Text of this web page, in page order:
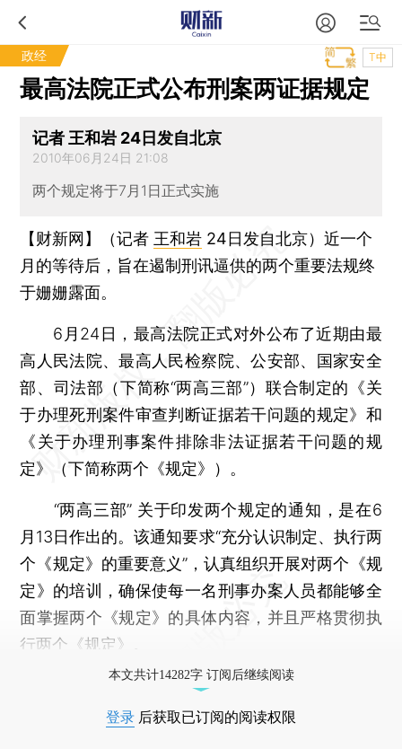
政经 T中
最高法院正式公布刑案两证据规定
记者 王和岩 24日发自北京
2010年06月24日 21:08
两个规定将于7月1日正式实施
【财新网】（记者 王和岩 24日发自北京）近一个
月的等待后，旨在遏制刑讯逼供的两个重要法规终
于姗姗露面。
6月24日，最高法院正式对外公布了近期由最
高人民法院、最高人民检察院、公安部、国家安全
部、司法部（下简称“两高三部”）联合制定的《关
于办理死刑案件审查判断证据若干问题的规定》和
《关于办理刑事案件排除非法证据若干问题的规
定》（下简称两个《规定》）。
“两高三部” 关于印发两个规定的通知，是在6
月13日作出的。该通知要求“充分认识制定、执行两
个《规定》的重要意义”，认真组织开展对两个《规
定》的培训，确保使每一名刑事办案人员都能够全
面掌握两个《规定》的具体内容，并且严格贯彻执
行两个《规定》。
本文共计14282字 订阅后继续阅读
登录 后获取已订阅的阅读权限